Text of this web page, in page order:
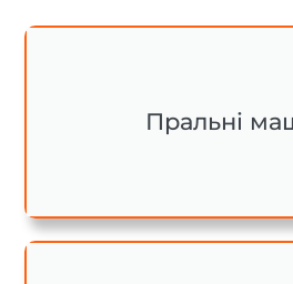
Пральні